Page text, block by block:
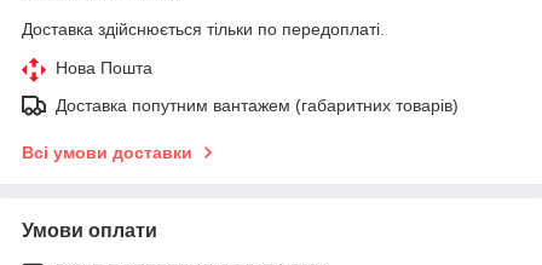
Доставка здійснюється тільки по передоплаті.
Нова Пошта
Доставка попутним вантажем (габаритних товарів)
Всі умови доставки
Умови оплати